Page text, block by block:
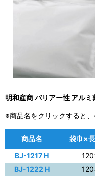
明和産商 バリアー性 アル
※商品名をクリックすると
商品名 袋巾×
BJ-1217 H
BJ-1222 H